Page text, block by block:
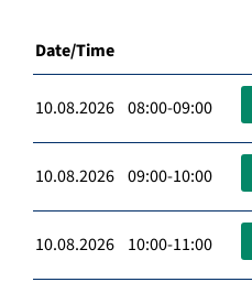
Date/Time
10.08.2026 08:00-09:00
10.08.2026 09:00-10:00
10.08.2026 10:00-11:00